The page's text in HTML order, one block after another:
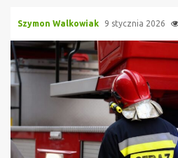
Szymon Walkowiak 9 stycznia 2026